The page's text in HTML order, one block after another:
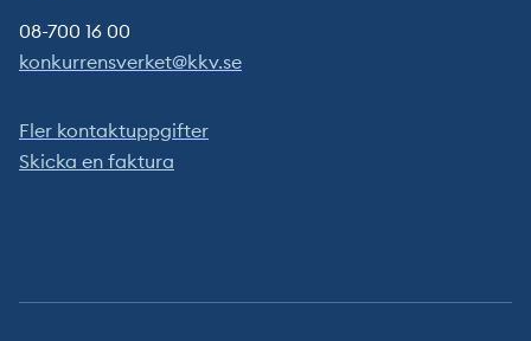
08-700 16 00
konkurrensverket@kkv.se
Fler kontaktuppgifter
Skicka en faktura